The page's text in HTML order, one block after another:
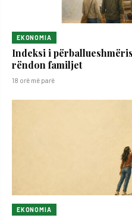
EKONOMIA
Indeksi i
rëndon familjet
18 orë më parë
EKONOMIA